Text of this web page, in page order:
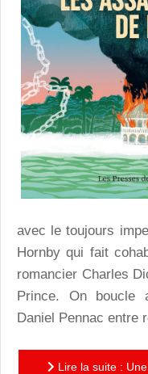
avec le toujours
Hornby qui fait
romancier Charles
Prince. On boucle
Daniel Pennac entre
Lire la suite :